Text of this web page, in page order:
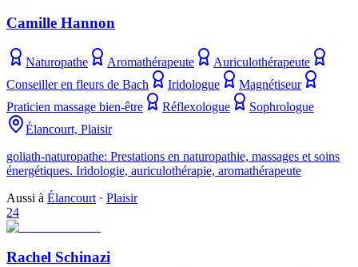
Camille Hannon
Naturopathe Aromathérapeute
Auriculothérapeute
Conseiller en fleurs de Bach
Iridologue
Magnétiseur
Praticien massage bien-être
Réflexologue
Sophrologue
Élancourt, Plaisir
goliath-naturopathe: Prestations en naturopathie, massages et soins
énergétiques. Iridologie, auriculothérapie, aromathérapeute
Aussi à Élancourt · Plaisir
24
Rachel Schinazi